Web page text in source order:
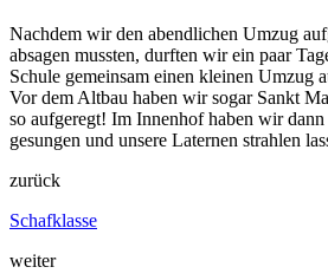
Nachdem wir den abendlichen Umzug
absagen mussten, durften wir ein paar
Schule gemeinsam einen kleinen Umzug
Vor dem Altbau haben wir sogar Sankt
so aufgeregt! Im Innenhof haben wir
gesungen und unsere Laternen strahlen
zurück
Schafklasse
weiter